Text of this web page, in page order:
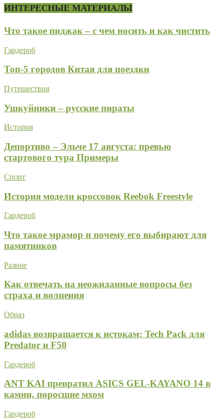
ИНТЕРЕСНЫЕ МАТЕРИАЛЫ
Что такое пиджак – с чем носить и как чистить
Гардероб
Топ-5 городов Китая для поездки
Путешествия
Ушкуйники – русские пираты
История
Депортиво – Эльче 17 августа: превью
стартового тура Примеры
Спорт
История модели кроссовок Reebok Freestyle
Гардероб
Что такое мрамор и почему его выбирают для
памятников
Разное
Как отвечать на неожиданные вопросы без
страха и волнения
Образ
adidas возвращается к истокам: Tech Pack для
Predator и F50
Гардероб
ANT KAI превратил ASICS GEL-KAYANO 14 в
камни, поросшие мхом
Гардероб